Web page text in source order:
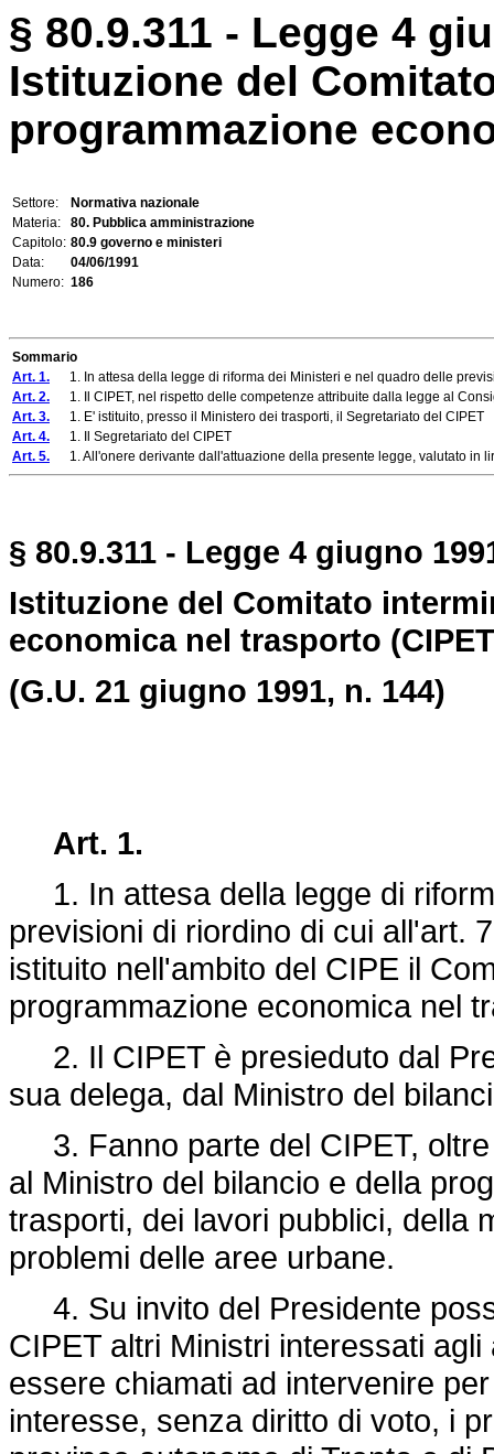
§ 80.9.311 - Legge 4
Istituzione del
programmazione
Settore:
Normativa nazionale
Materia:
80. Pubblica amministrazione
Capitolo: 80.9 governo e ministeri
Data:
04/06/1991
Numero: 186
Sommario
Art. 1. 1. In attesa della legge di riforma dei Ministeri e nel quadro delle
Art. 2. 1. Il CIPET, nel rispetto delle competenze attribuite dalla legge al
Art. 3. 1. E' istituito, presso il Ministero dei trasporti, il Segretariato del CIPET
Art. 4. 1. Il Segretariato del CIPET
Art. 5. 1. All'onere derivante dall'attuazione della presente legge, valutato in
§ 80.9.311 - Legge 4 giugno
Istituzione del Comitato
economica nel trasporto
(G.U. 21 giugno 1991, n. 144)
Art. 1.
1. In attesa della legge di
previsioni di riordino di cui all'art.
istituito nell'ambito del CIPE il
programmazione economica nel
2. Il CIPET è presieduto dal
sua delega, dal Ministro del
3. Fanno parte del CIPET, oltre
al Ministro del bilancio e della
trasporti, dei lavori pubblici, della
problemi delle aree urbane.
4. Su invito del Presidente
CIPET altri Ministri interessati
essere chiamati ad intervenire
interesse, senza diritto di voto, i